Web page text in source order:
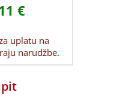
€
uplatu na
narudžbe.